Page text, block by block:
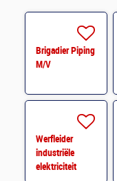
Brigadier Piping
M/V
Werfleider
industriële
elektriciteit